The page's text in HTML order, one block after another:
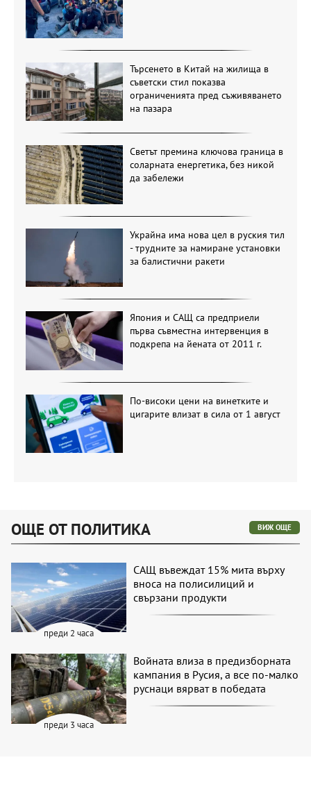
Търсенето в Китай на жилища в
съветски стил показва
ограниченията пред съживяването
на пазара
Светът премина ключова граница в
соларната енергетика, без никой
да забележи
Украйна има нова цел в руския тил
- трудните за намиране установки
за балистични ракети
Япония и САЩ са предприели
първа съвместна интервенция в
подкрепа на йената от 2011 г.
По-високи цени на винетките и
цигарите влизат в сила от 1 август
ОЩЕ ОТ ПОЛИТИКА ВИЖ ОЩЕ
преди 2 часа
САЩ въвеждат 15% мита върху
вноса на полисилиций и
свързани продукти
преди 3 часа
Войната влиза в предизборната
кампания в Русия, а все по-малко
руснаци вярват в победата